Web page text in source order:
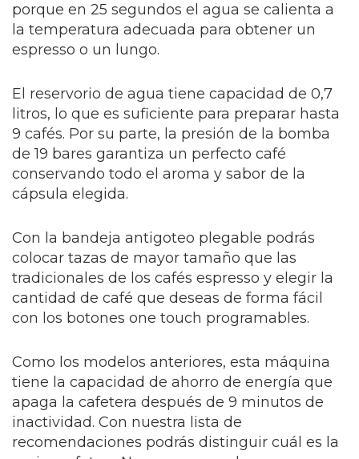
porque en 25 segundos el agua se calienta a
la temperatura adecuada para obtener un
espresso o un lungo.
El reservorio de agua tiene capacidad de 0,7
litros, lo que es suficiente para preparar hasta
9 cafés. Por su parte, la presión de la bomba
de 19 bares garantiza un perfecto café
conservando todo el aroma y sabor de la
cápsula elegida.
Con la bandeja antigoteo plegable podrás
colocar tazas de mayor tamaño que las
tradicionales de los cafés espresso y elegir la
cantidad de café que deseas de forma fácil
con los botones one touch programables.
Como los modelos anteriores, esta máquina
tiene la capacidad de ahorro de energía que
apaga la cafetera después de 9 minutos de
inactividad. Con nuestra lista de
recomendaciones podrás distinguir cuál es la